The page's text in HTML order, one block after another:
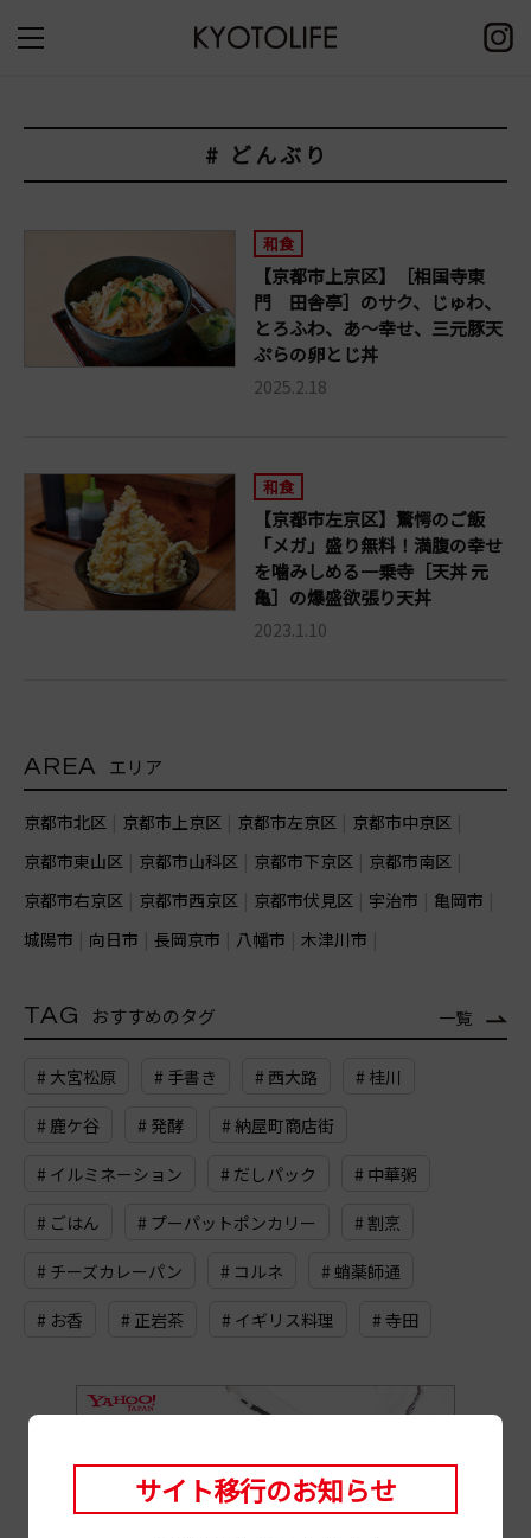
# どんぶり
和食
【京都市上京区】［相国寺東
門 田舎亭］のサク、じゅわ、
とろふわ、あ～幸せ、三元豚天
ぷらの卵とじ丼
2025.2.18
和食
【京都市左京区】驚愕のご飯
「メガ」盛り無料！満腹の幸せ
を噛みしめる一乗寺［天丼 元
亀］の爆盛欲張り天丼
2023.1.10
AREA エリア
京都市北区 京都市上京区 京都市左京区
京都市中京区
京都市東山区
京都市山科区 京都市下京区
京都市南区
京都市右京区
京都市西京区 京都市伏見区 宇治市
亀岡市
城陽市
向日市 長岡京市 八幡市 木津川市
TAG おすすめのタグ 一覧
# 大宮松原 # 手書き # 西大路 # 桂川
# 鹿ケ谷 # 発酵 # 納屋町商店街
# イルミネーション # だしパック # 中華粥
# ごはん # プーパットポンカリー # 割烹
# チーズカレーパン # コルネ # 蛸薬師通
# お香 # 正岩茶 # イギリス料理 # 寺田
サイト移行のお知らせ